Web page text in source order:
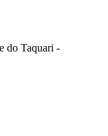
do Taquari -